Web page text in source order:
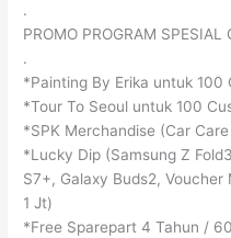
.
PROMO PROGRAM SPESIAL
.
*Painting By Erika untuk 100
*Tour To Seoul untuk 100
*SPK Merchandise (Car
*Lucky Dip (Samsung Z
S7+, Galaxy Buds2,
1 Jt)
*Free Sparepart 4 Tahun /